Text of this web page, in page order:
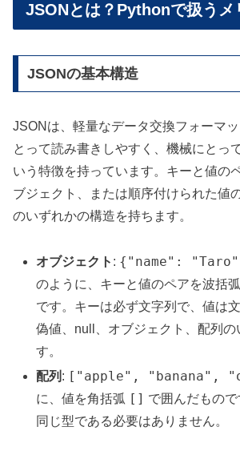
JSONとは？Pythonで扱うメ
JSONの基本構造
JSONは、軽量なデータ交換フォーマ
とって読み書きしやすく、機械にとっ
いう特徴を持っています。キーと値の
ブジェクト、または順序付けられた値
のいずれかの構造を持ちます。
オブジェクト : {"name":
のように、キーと値のペアを波括弧
です。キーは必ず文字列で、値は
偽値、null、オブジェクト、配列の
す。
配列 : ["apple", "banana",
に、値を角括弧 [] で囲んだもの
同じ型である必要はありません。